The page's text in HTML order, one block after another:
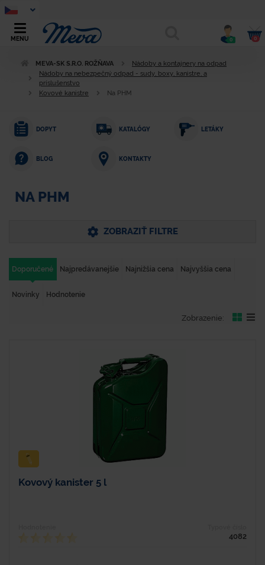
MENU 0 0
MEVA-SK S.R.O. ROŽŇAVA
Nádoby a kontajnery na odpad
Nádoby na nebezpečný odpad - sudy, boxy, kanistre, a
príslušenstvo
Kovové kanistre
Na PHM
DOPYT KATALÓGY LETÁKY
BLOG KONTAKTY
NA PHM
ZOBRAZIŤ FILTRE
Doporučené Najpredávanejšie Najnižšia cena Najvyššia cena
Novinky Hodnotenie
Zobrazenie:
Kovový kanister 5 l
4082